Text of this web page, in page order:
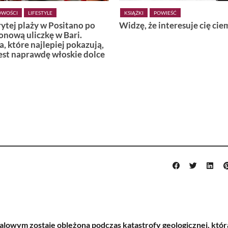
POWIEŚĆ
że interesuje cię ciemność
KSIĄŻKI POWIEŚĆ
Wiedźmy z Vardø
zostaje oblężona podczas katastrofy geologicznej,